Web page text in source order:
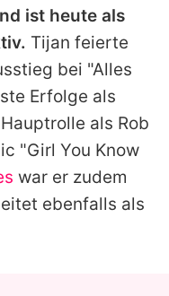
ist heute als
Tijan feierte
bei "Alles
Erfolge als
als Rob
"Girl You Know
war er zudem
ebenfalls als